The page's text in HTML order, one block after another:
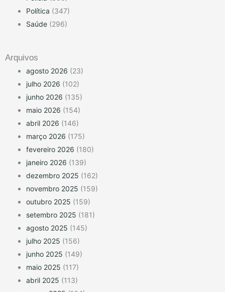
Política (347)
Saúde (296)
Arquivos
agosto 2026 (23)
julho 2026 (102)
junho 2026 (135)
maio 2026 (154)
abril 2026 (146)
março 2026 (175)
fevereiro 2026 (180)
janeiro 2026 (139)
dezembro 2025 (162)
novembro 2025 (159)
outubro 2025 (159)
setembro 2025 (181)
agosto 2025 (145)
julho 2025 (156)
junho 2025 (149)
maio 2025 (117)
abril 2025 (113)